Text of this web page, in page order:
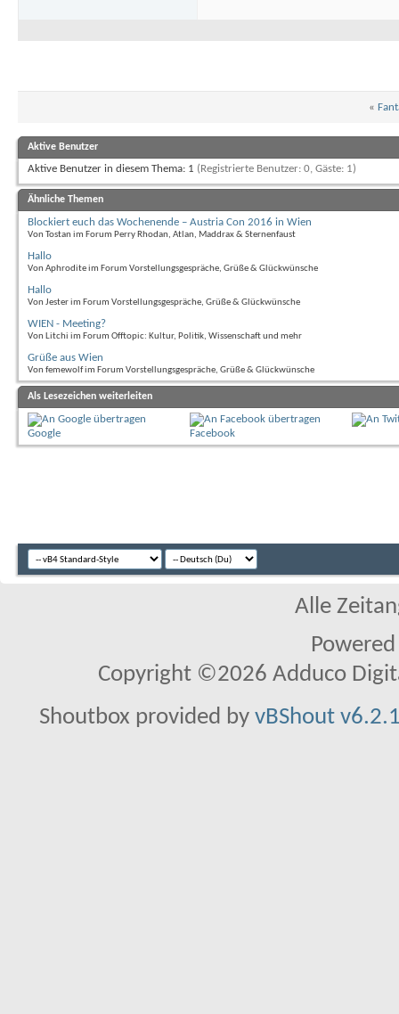
«
Aktive Benutzer
Aktive Benutzer in diesem Thema: 1 (Registrierte Benutzer: 0, Gäste: 1)
Ähnliche Themen
Blockiert euch das Wochenende – Austria Con 2016 in Wien
Von Tostan im Forum Perry Rhodan, Atlan, Maddrax & Sternenfaust
Hallo
Von Aphrodite im Forum Vorstellungsgespräche, Grüße & Glückwünsche
Hallo
Von Jester im Forum Vorstellungsgespräche, Grüße & Glückwünsche
WIEN - Meeting?
Von Litchi im Forum Offtopic: Kultur, Politik, Wissenschaft und mehr
Grüße aus Wien
Von femewolf im Forum Vorstellungsgespräche, Grüße & Glückwünsche
Als Lesezeichen weiterleiten
Google Facebook
Alle
Copyright ©2026 Adduco
Shoutbox provided by vBShout